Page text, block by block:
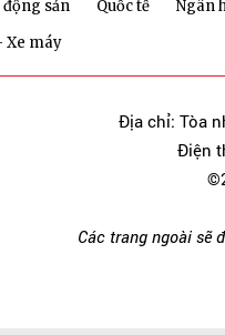
động sản Quốc tế Ngân
Xe máy
Địa chỉ: Tòa
Điện
Các trang ngoài sẽ